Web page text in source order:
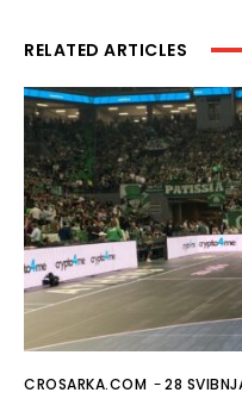
RELATED ARTICLES
CROSARKA.COM -28